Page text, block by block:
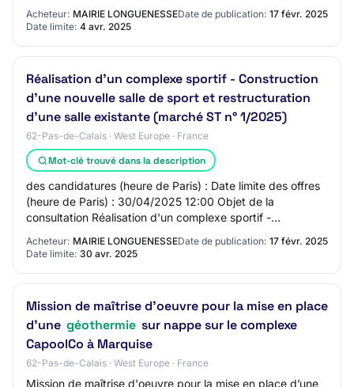
Acheteur: MAIRIE LONGUENESSEDate de publication: 17 févr. 2025
Date limite: 4 avr. 2025
Réalisation d'un complexe sportif - Construction
d'une nouvelle salle de sport et restructuration
d'une salle existante (marché ST n° 1/2025)
62-Pas-de-Calais · West Europe · France
Mot-clé trouvé dans la description
des candidatures (heure de Paris) : Date limite des offres
(heure de Paris) : 30/04/2025 12:00 Objet de la
consultation Réalisation d'un complexe sportif -
Acheteur: MAIRIE LONGUENESSEDate de publication: 17 févr. 2025
Date limite: 30 avr. 2025
Mission de maîtrise d'oeuvre pour la mise en place
d’une géothermie sur nappe sur le complexe
CapoolCo à Marquise
62-Pas-de-Calais · West Europe · France
Mission de maîtrise d'oeuvre pour la mise en place d’une